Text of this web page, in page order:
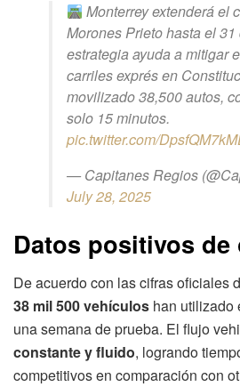
Monterrey extenderá el
Morones Prieto hasta el
estrategia ayuda a mitigar
carriles exprés en
movilizado 38,500 autos,
solo 15 minutos.
pic.twitter.com/
— Capitanes Regios
July 28, 2025
Datos positivos de
De acuerdo con las cifras oficiales
38 mil 500 vehículos han utilizado
una semana de prueba. El flujo
constante y fluido, logrando
competitivos en comparación con